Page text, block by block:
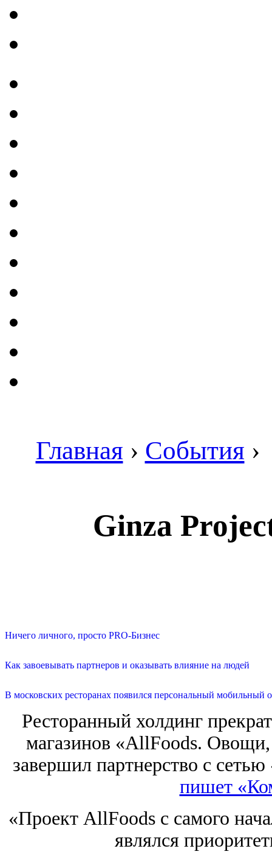
Главная › События ›
Ginza
Ничего личного, просто PRO-Бизнес
Как завоевывать партнеров и оказывать влияние на людей
В московских ресторанах появился персональный мобильный
Ресторанный холдинг
магазинов «AllFoods.
завершил партнерство с
пишет
«Проект AllFoods с самого
являлся